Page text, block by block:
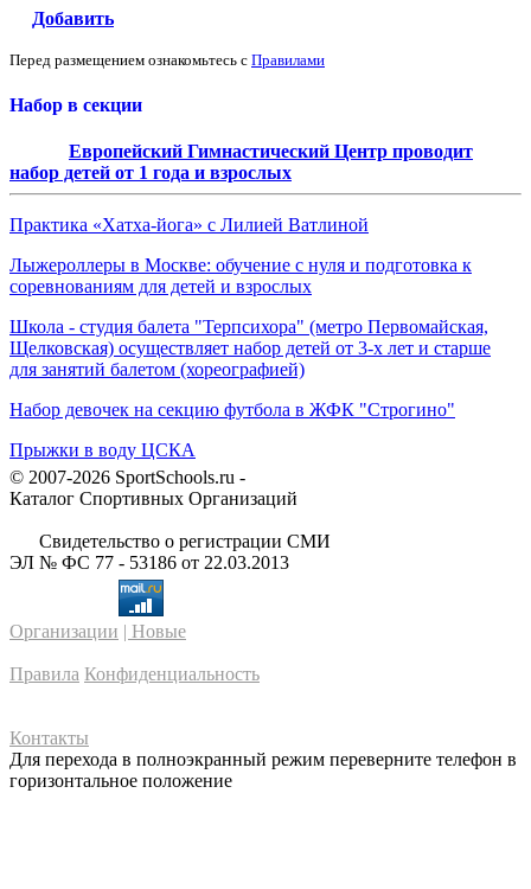
Добавить
Перед размещением ознакомьтесь с Правилами
Набор в секции
Европейский Гимнастический Центр проводит
набор детей от 1 года и взрослых
Практика «Хатха-йога» с Лилией Ватлиной
Лыжероллеры в Москве: обучение с нуля и подготовка к
соревнованиям для детей и взрослых
Школа - студия балета "Терпсихора" (метро Первомайская,
Щелковская) осуществляет набор детей от 3-х лет и старше
для занятий балетом (хореографией)
Набор девочек на секцию футбола в ЖФК "Строгино"
Прыжки в воду ЦСКА
© 2007-2026 SportSchools.ru -
Каталог Спортивных Организаций
Свидетельство о регистрации СМИ
ЭЛ № ФС 77 - 53186 от 22.03.2013
Организации | Новые
Правила Конфиденциальность
Контакты
Для перехода в полноэкранный режим переверните телефон в
горизонтальное положение